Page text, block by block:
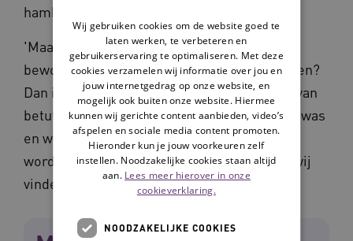
hamburger eten.'
'Maar: niets moet', zegt Bart. 'Hebben
bewoners en gasten geen zin om mee te doen?
Dan is dat ook prima. We zijn sowieso wars van
betutteling. Hier ben je gewoon wie je altijd was
en word je ook op die manier benaderd. Dat
wordt soms als heel speciaal gezien, maar wij
vinden het niet meer dan normaal.'
Wij gebruiken cookies om de website goed te
laten werken, te verbeteren en
gebruikerservaring te optimaliseren. Met deze
cookies verzamelen wij informatie over jou en
jouw internetgedrag op onze website, en
mogelijk ook buiten onze website. Hiermee
kunnen wij gerichte content aanbieden, video’s
afspelen en sociale media content promoten.
Hieronder kun je jouw voorkeuren zelf
instellen. Noodzakelijke cookies staan altijd
aan. Lees meer hierover in onze
cookieverklaring.
NOODZAKELIJKE COOKIES